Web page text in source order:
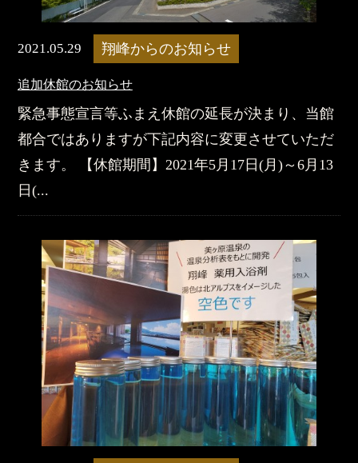
2021.05.29 翔峰からのお知らせ
追加休館のお知らせ
緊急事態宣言等ふまえ休館の延長が決まり、当館
都合ではありますが下記内容に変更させていただ
きます。 【休館期間】2021年5月17日(月)～6月13
日(...